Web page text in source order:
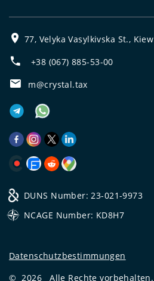
77, Velyka Vasylkivska St., Kiew
+38 (067) 885-53-00
m@crystal.tax
DUNS Number: 23-021-9973
NCAGE Number: KD8H7
Datenschutzbestimmungen
© 2026 Alle Rechte vorbehalten.